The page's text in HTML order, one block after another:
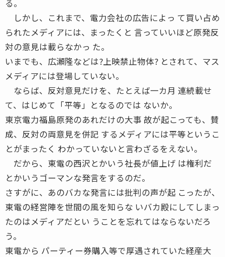
る。
しかし、これまで、電力会社の広告によっ て買い占め
られたメディアには、まったくと 言っていいほど原発反
対の意見は載らなかっ た。
いまでも、広瀬隆などは?上映禁止物体? とされて、マス
メディアには登場していない。
ならば、反対意見だけを、たとえば一カ月 連続載せ
て、はじめて「平等」となるのでは ないか。
東京電力福島原発のあれだけの大事 故が起こっても、賛
成、反対の両意見を併記 するメディアには平等というこ
とがまったく わかっていないと言わざるをえない。
だから、東電の西沢とかいう社長が値上げ は権利だ
とかいうゴーマンな発言をするのだ。
さすがに、あのバカな発言には批判の声が起 こったが、
東電の経営陣を世間の風を知らな いバカ殿にしてしまっ
たのはメディアだとい うことを忘れてはならないだろ
う。
東電から パーティー券購入等で厚遇されていた経産大